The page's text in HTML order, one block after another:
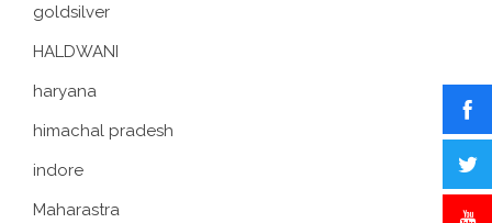
goldsilver
HALDWANI
haryana
himachal pradesh
indore
Maharastra